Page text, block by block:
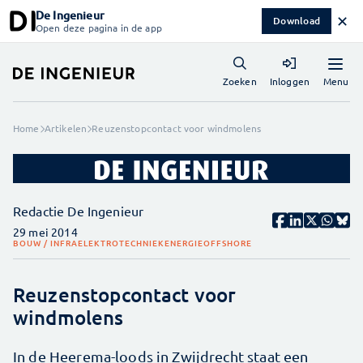
De Ingenieur
Open deze pagina in de app Download ✕
Menu
Zoeken Inloggen
Home Artikelen Reuzenstopcontact voor windmolens
Redactie De Ingenieur
29 mei 2014
BOUW / INFRAELEKTROTECHNIEKENERGIEOFFSHORE
Reuzenstopcontact voor
windmolens
In de Heerema-loods in Zwijdrecht staat een